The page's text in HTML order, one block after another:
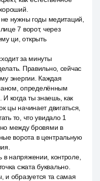
не нужны годы медитаций,
7 ворот, через
ци, открыть
за минуты
Правильно, сейчас
энергии. Каждая
определённым
когда ты знаешь, как
цы начинает двигаться,
то, что увидало 1
между бровями в
ворота в центральную
напряжении, контроле,
сжата буквально.
образуется та самая